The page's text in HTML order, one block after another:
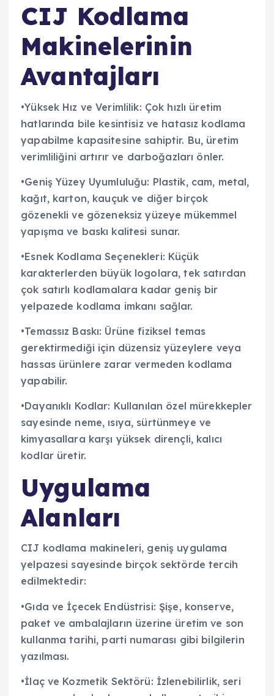
CIJ Kodlama
Makinelerinin
Avantajları
•Yüksek Hız ve Verimlilik: Çok hızlı üretim
hatlarında bile kesintisiz ve hatasız kodlama
yapabilme kapasitesine sahiptir. Bu, üretim
verimliliğini artırır ve darboğazları önler.
•Geniş Yüzey Uyumluluğu: Plastik, cam, metal,
kağıt, karton, kauçuk ve diğer birçok
gözenekli ve gözeneksiz yüzeye mükemmel
yapışma ve baskı kalitesi sunar.
•Esnek Kodlama Seçenekleri: Küçük
karakterlerden büyük logolara, tek satırdan
çok satırlı kodlamalara kadar geniş bir
yelpazede kodlama imkanı sağlar.
•Temassız Baskı: Ürüne fiziksel temas
gerektirmediği için düzensiz yüzeylere veya
hassas ürünlere zarar vermeden kodlama
yapabilir.
•Dayanıklı Kodlar: Kullanılan özel mürekkepler
sayesinde neme, ısıya, sürtünmeye ve
kimyasallara karşı yüksek dirençli, kalıcı
kodlar üretir.
Uygulama
Alanları
CIJ kodlama makineleri, geniş uygulama
yelpazesi sayesinde birçok sektörde tercih
edilmektedir:
•Gıda ve İçecek Endüstrisi: Şişe, konserve,
paket ve ambalajların üzerine üretim ve son
kullanma tarihi, parti numarası gibi bilgilerin
yazılması.
•İlaç ve Kozmetik Sektörü: İzlenebilirlik, seri